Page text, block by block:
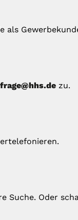
als
zu.
Suche. Oder